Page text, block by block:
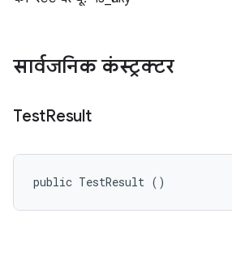
सार्वजनिक कंस्ट्रक्टर
TestResult
public TestResult ()